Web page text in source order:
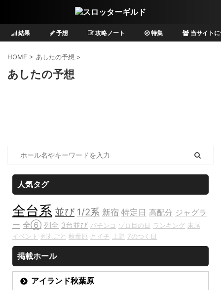
結果 予想 攻略ノート 特集 当サイト
HOME > あしたの予想 >
あしたの予想
人気タグ
全台系 並び 1/2系 新宿 特定日 高配分 ジャグラ
ー 全⑥ 列全 3台並び パチンコ ゾロ目の日 ランキング 末尾
イベント 列丸ごと 秋葉原 月イチ 上野 7のつく日
掲載ホール
アイランド秋葉原